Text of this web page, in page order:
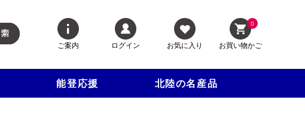
ご案内 ログイン お気に入り
0
お買い物かご
能登応援 北陸の名産品